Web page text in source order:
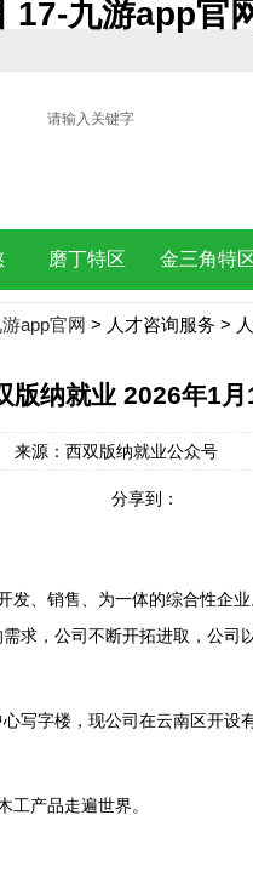
17-九游app官
磨丁特区 金三角特
app官网 > 人才咨询服务 >
版纳就业 2026年1
源：西双版纳就业公众号
分享到：
发、销售、为一体的综合性企
求，公司不断开拓进取，公司
写字楼，现公司在云南区开设
产品走遍世界。